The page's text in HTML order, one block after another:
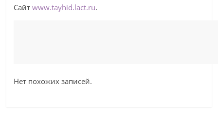
Сайтwww.tayhid.lact.ru.
Нет похожих записей.